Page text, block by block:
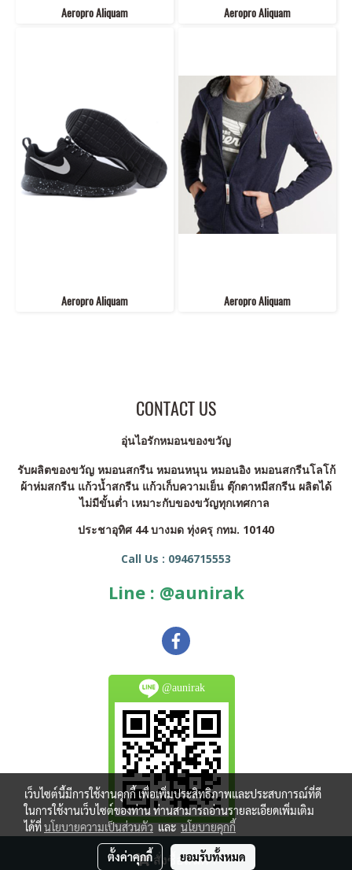
สั่งซื้อสินค้า
Aeropro Aliquam Aeropro Aliquam
Aeropro Aliquam Aeropro Aliquam
CONTACT US
อุ่นไอรักหมอนของขวัญ
รับผลิตของขวัญ หมอนสกรีน หมอนหนุน หมอนอิง หมอนสกรีนโลโก้
ผ้าห่มสกรีน แก้วน้ำสกรีน แก้วเก็บความเย็น ตุ๊กตาหมีสกรีน ผลิตได้
ไม่มีขั้นต่ำ เหมาะกับของขวัญทุกเทศกาล
ประชาอุทิศ 44 บางมด ทุ่งครุ กทม. 10140
Call Us : 0946715553
Line : @aunirak
@aunirak
Copy right by makewebeasy.com
เว็บไซต์นี้มีการใช้งานคุกกี้ เพื่อเพิ่มประสิทธิภาพและประสบการณ์ที่ดี
ในการใช้งานเว็บไซต์ของท่าน ท่านสามารถอ่านรายละเอียดเพิ่มเติม
ได้ที่นโยบายความเป็นส่วนตัวและนโยบายคุกกี้
ตั้งค่าคุกกี้ ยอมรับทั้งหมด